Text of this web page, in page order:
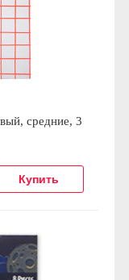
средние, 3